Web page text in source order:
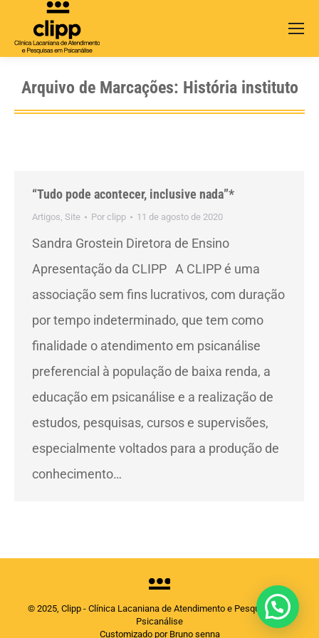
Arquivo de Marcações: História instituto
“Tudo pode acontecer, inclusive nada”*
Artigos, Site Por clipp 11 de agosto de 2020
Sandra Grostein Diretora de Ensino
Apresentação da CLIPP A CLIPP é uma
associação sem fins lucrativos, com duração
por tempo indeterminado, que tem como
finalidade o atendimento em psicanálise
preferencial à população de baixa renda, a
educação em psicanálise e a realização de
estudos, pesquisas, cursos e supervisões,
especialmente voltados para a produção de
conhecimento…
© 2025, Clipp - Clínica Lacaniana de Atendimento e Pesquisas em
Psicanálise
Customizado por Bruno senna